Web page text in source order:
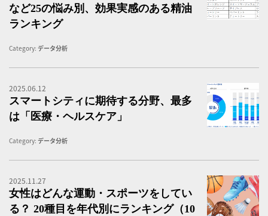
など25の悩み別、効果実感のある精油
ランキング
Category: データ分析
2025.06.12
スマートシティに期待する分野、最多
は「医療・ヘルスケア」
Category: データ分析
2025.11.27
女性はどんな運動・スポーツをしてい
る？ 20種目を年代別にランキング（10